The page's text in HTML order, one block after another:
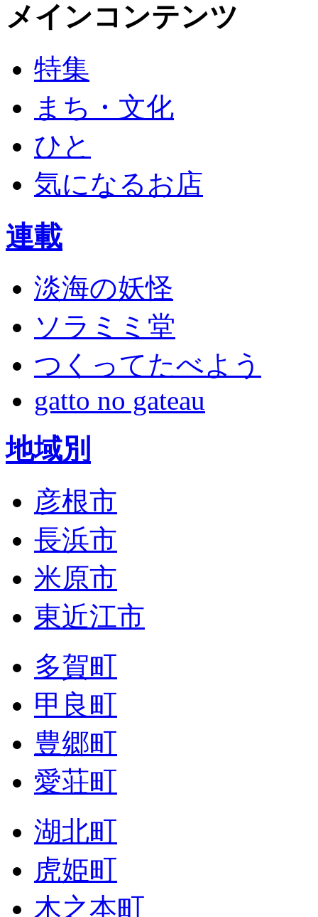
メインコンテンツ
特集
まち・文化
ひと
気になるお店
連載
淡海の妖怪
ソラミミ堂
つくってたべよう
gatto no gateau
地域別
彦根市
長浜市
米原市
東近江市
多賀町
甲良町
豊郷町
愛荘町
湖北町
虎姫町
木之本町